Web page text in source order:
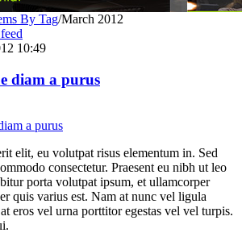
By Tag/March 2012
10:49
diam a purus
elit, eu volutpat risus elementum in. Sed
consectetur. Praesent eu nibh ut leo
porta volutpat ipsum, et ullamcorper
quis varius est. Nam at nunc vel ligula
eros vel urna porttitor egestas vel vel turpis.